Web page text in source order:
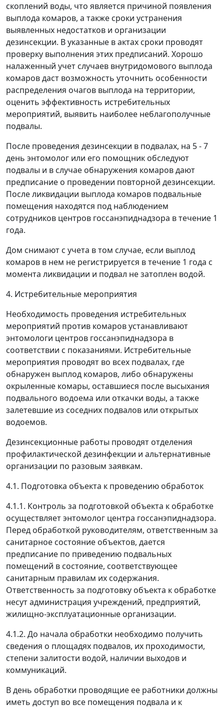
скоплений воды, что является причиной появления
выплода комаров, а также сроки устранения
выявленных недостатков и организации
дезинсекции. В указанные в актах сроки проводят
проверку выполнения этих предписаний. Хорошо
налаженный учет случаев внутридомового выплода
комаров даст возможность уточнить особенности
распределения очагов выплода на территории,
оценить эффективность истребительных
мероприятий, выявить наиболее неблагополучные
подвалы.
После проведения дезинсекции в подвалах, на 5 - 7
день энтомолог или его помощник обследуют
подвалы и в случае обнаружения комаров дают
предписание о проведении повторной дезинсекции.
После ликвидации выплода комаров подвальные
помещения находятся под наблюдением
сотрудников центров госсанэпиднадзора в течение 1
года.
Дом снимают с учета в том случае, если выплод
комаров в нем не регистрируется в течение 1 года с
момента ликвидации и подвал не затоплен водой.
4. Истребительные мероприятия
Необходимость проведения истребительных
мероприятий против комаров устанавливают
энтомологи центров госсанэпиднадзора в
соответствии с показаниями. Истребительные
мероприятия проводят во всех подвалах, где
обнаружен выплод комаров, либо обнаружены
окрыленные комары, оставшиеся после высыхания
подвального водоема или откачки воды, а также
залетевшие из соседних подвалов или открытых
водоемов.
Дезинсекционные работы проводят отделения
профилактической дезинфекции и альтернативные
организации по разовым заявкам.
4.1. Подготовка объекта к проведению обработок
4.1.1. Контроль за подготовкой объекта к обработке
осуществляет энтомолог центра госсанэпиднадзора.
Перед обработкой руководителям, ответственным за
санитарное состояние объектов, дается
предписание по приведению подвальных
помещений в состояние, соответствующее
санитарным правилам их содержания.
Ответственность за подготовку объекта к обработке
несут администрация учреждений, предприятий,
жилищно-эксплуатационные организации.
4.1.2. До начала обработки необходимо получить
сведения о площадях подвалов, их проходимости,
степени залитости водой, наличии выходов и
коммуникаций.
В день обработки проводящие ее работники должны
иметь доступ во все помещения подвала и к